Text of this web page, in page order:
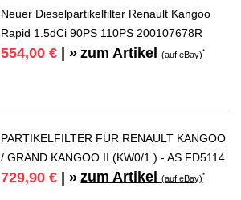
Neuer Dieselpartikelfilter Renault Kangoo
Rapid 1.5dCi 90PS 110PS 200107678R
554,00 € | » zum Artikel(auf eBay)*
PARTIKELFILTER FÜR RENAULT KANGOO
/ GRAND KANGOO II (KW0/1 ) - AS FD5114
729,90 € | » zum Artikel(auf eBay)*